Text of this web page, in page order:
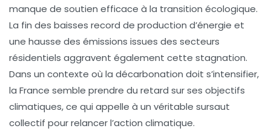
manque de soutien efficace à la transition écologique.
La fin des baisses record de production d’énergie et
une hausse des émissions issues des secteurs
résidentiels aggravent également cette stagnation.
Dans un contexte où la décarbonation doit s’intensifier,
la France semble prendre du retard sur ses objectifs
climatiques, ce qui appelle à un véritable sursaut
collectif pour relancer l’action climatique.